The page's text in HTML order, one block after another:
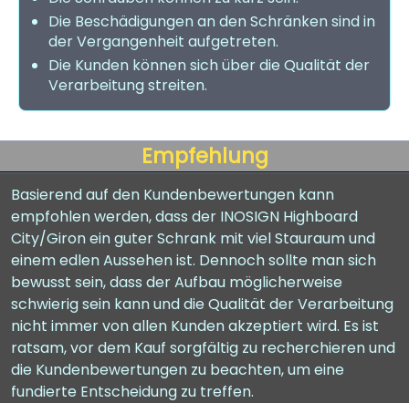
Die Beschädigungen an den Schränken sind in
der Vergangenheit aufgetreten.
Die Kunden können sich über die Qualität der
Verarbeitung streiten.
Empfehlung
Basierend auf den Kundenbewertungen kann
empfohlen werden, dass der INOSIGN Highboard
City/Giron ein guter Schrank mit viel Stauraum und
einem edlen Aussehen ist. Dennoch sollte man sich
bewusst sein, dass der Aufbau möglicherweise
schwierig sein kann und die Qualität der Verarbeitung
nicht immer von allen Kunden akzeptiert wird. Es ist
ratsam, vor dem Kauf sorgfältig zu recherchieren und
die Kundenbewertungen zu beachten, um eine
fundierte Entscheidung zu treffen.